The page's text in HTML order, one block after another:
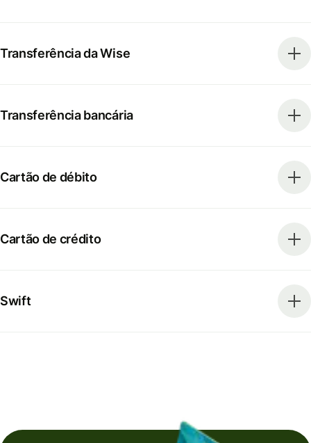
Transferência da Wise
Transferência bancária
Cartão de débito
Cartão de crédito
Swift